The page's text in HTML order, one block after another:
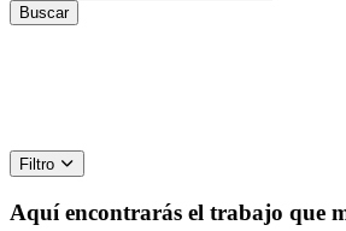
Filtro
Aquí encontrarás el trabajo que